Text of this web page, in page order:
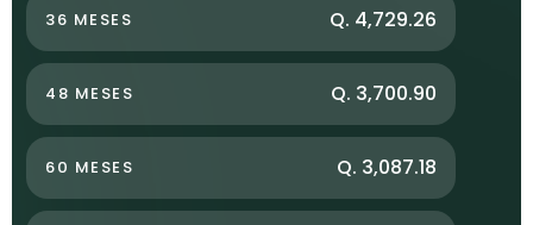
36 MESES Q. 4,729.26
48 MESES Q. 3,700.90
60 MESES Q. 3,087.18